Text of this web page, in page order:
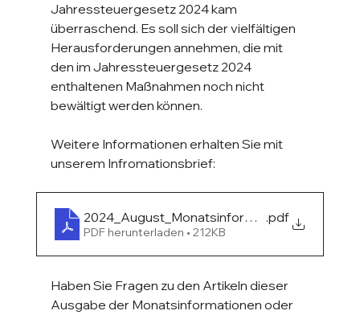
Jahressteuergesetz 2024 kam
überraschend. Es soll sich der vielfältigen
Herausforderungen annehmen, die mit
den im Jahressteuergesetz 2024
enthaltenen Maßnahmen noch nicht
bewältigt werden können.
Weitere Informationen erhalten Sie mit
unserem Infromationsbrief:
2024_August_Monatsinformation
.pdf
PDF herunterladen • 212KB
Haben Sie Fragen zu den Artikeln dieser
Ausgabe der Monatsinformationen oder